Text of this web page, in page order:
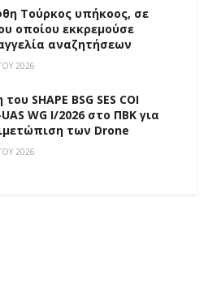
Τούρκος υπήκοος, σε
οποίου εκκρεμούσε
αναζητήσεων
2026
SHAPE BSG SES COI
WG I/2026 στο ΠΒΚ για
των Drone
2026